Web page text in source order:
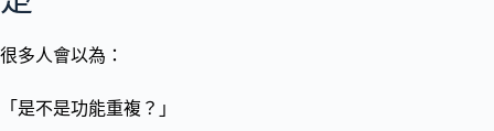
很多人會以為：
「是不是功能重複？」